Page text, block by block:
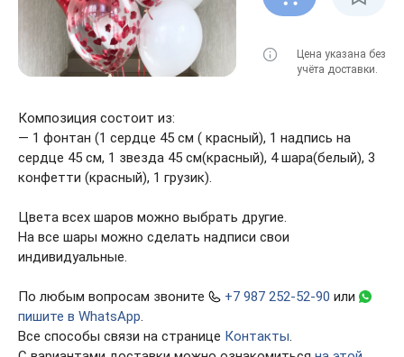
Цена указана без
учёта доставки.
Композиция состоит из:
— 1 фонтан (1 сердце 45 см ( красный), 1 надпись на
сердце 45 см, 1 звезда 45 см(красный), 4 шара(белый), 3
конфетти (красный), 1 грузик).
Цвета всех шаров можно выбрать другие.
На все шары можно сделать надписи свои
индивидуальные.
По любым вопросам звоните +7 987 252-52-90 или
пишите в WhatsApp.
Все способы связи на странице Контакты.